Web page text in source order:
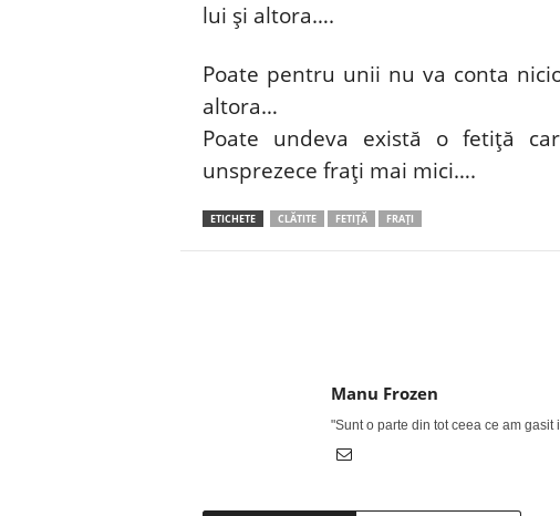
lui și altora….
Poate pentru unii nu va conta
altora…
Poate undeva există o fetiță
unsprezece frați mai mici….
ETICHETE CLĂTITE FETIȚĂ FRAȚI
Manu Frozen
"Sunt o parte din tot ceea ce am gasit